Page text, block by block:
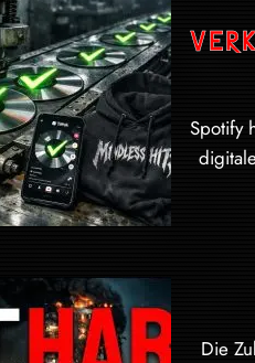
Spotify
Die